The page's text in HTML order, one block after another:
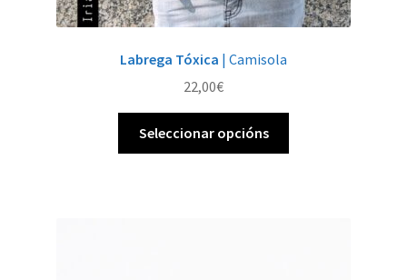
Labrega Tóxica | Camisola
22,00€
Seleccionar opcións